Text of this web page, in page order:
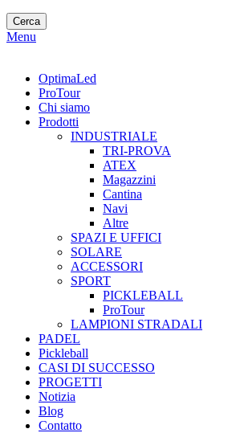
Cerca
Menu
OptimaLed
ProTour
Chi siamo
Prodotti
INDUSTRIALE
TRI-PROVA
ATEX
Magazzini
Cantina
Navi
Altre
SPAZI E UFFICI
SOLARE
ACCESSORI
SPORT
PICKLEBALL
ProTour
LAMPIONI STRADALI
PADEL
Pickleball
CASI DI SUCCESSO
PROGETTI
Notizia
Blog
Contatto